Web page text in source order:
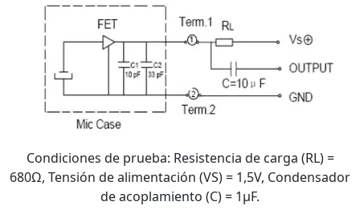
Condiciones de prueba: Resistencia de carga (RL) =
680Ω, Tensión de alimentación (VS) = 1,5V, Condensador
de acoplamiento (C) = 1μF.